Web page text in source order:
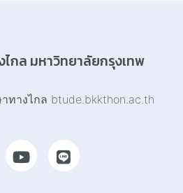
กล มหาวิทยาลัยกรุงเทพ
ทางไกล btude.bkkthon.ac.th